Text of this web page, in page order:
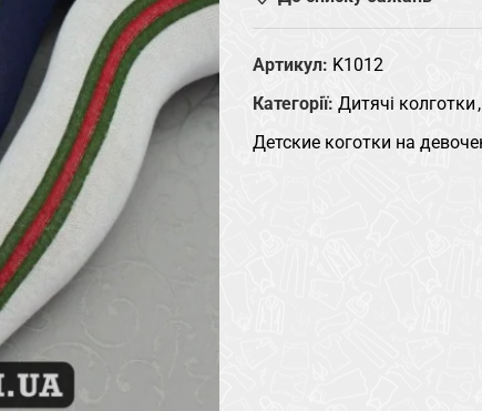
Артикул: K1012
Категорії: Дитячі колготки ,
Детские коготки на